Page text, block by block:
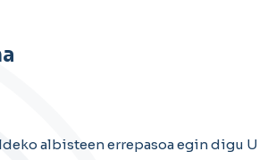
albisteen errepasoa egin digu